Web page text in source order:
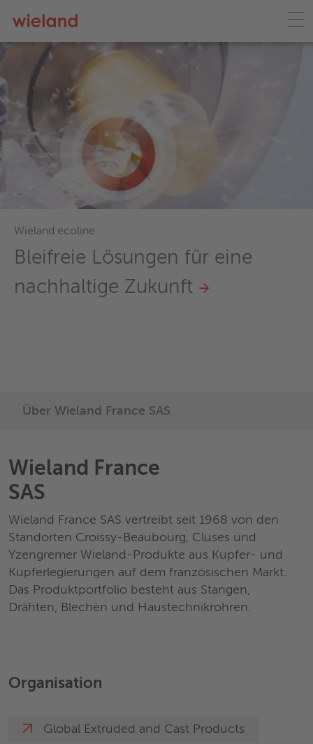
Wieland France
Qualité supérieure,
technique, stocks
Über Wieland France SAS
Wieland France
SAS
Wieland France SAS vertreibt seit 1968 von den
Standorten Croissy-Beaubourg, Cluses und
Yzengremer Wieland-Produkte aus Kupfer- und
Kupferlegierungen auf dem französischen Markt.
Das Produktportfolio besteht aus Stangen,
Drähten, Blechen und Haustechnikrohren.
Organisation
Global Extruded and Cast Products